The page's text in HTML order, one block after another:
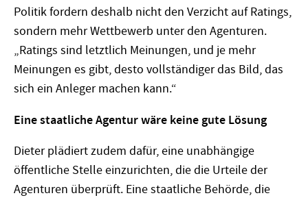
Politik fordern deshalb nicht den Verzicht auf Ratings,
sondern mehr Wettbewerb unter den Agenturen.
„Ratings sind letztlich Meinungen, und je mehr
Meinungen es gibt, desto vollständiger das Bild, das
sich ein Anleger machen kann.“
Eine staatliche Agentur wäre keine gute Lösung
Dieter plädiert zudem dafür, eine unabhängige
öffentliche Stelle einzurichten, die die Urteile der
Agenturen überprüft. Eine staatliche Behörde, die